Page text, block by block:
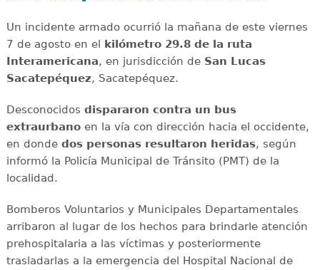
Un incidente armado ocurrió la mañana de este viernes
7 de agosto en el kilómetro 29.8 de la ruta
Interamericana, en jurisdicción de San Lucas
Sacatepéquez, Sacatepéquez.
Desconocidos dispararon contra un bus
extraurbanoen la vía con dirección hacia el occidente,
en donde dos personas resultaron heridas, según
informó la Policía Municipal de Tránsito (PMT) de la
localidad.
Bomberos Voluntarios y Municipales Departamentales
arribaron al lugar de los hechos para brindarle atención
prehospitalaria a las víctimas y posteriormente
trasladarlas a la emergencia del Hospital Nacional de